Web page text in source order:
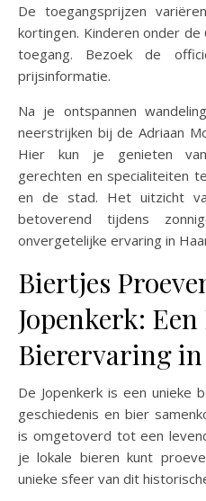
De toegangsprijzen
kortingen. Kinderen onder
toegang. Bezoek de
prijsinformatie.
Na je ontspannen
neerstrijken bij de Adriaan
Hier kun je genieten van
gerechten en specialiteiten
en de stad. Het uitzicht
betoverend tijdens
onvergetelijke ervaring in
Biertjes
Jopenkerk: Een
Bierervaring
De Jopenkerk is een unieke
geschiedenis en bier
is omgetoverd tot een
je lokale bieren kunt
unieke sfeer van dit